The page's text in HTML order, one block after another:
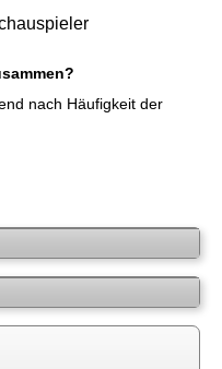
nach Häufigkeit der